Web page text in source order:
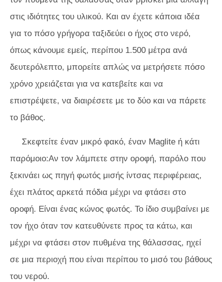
στις ιδιότητες του υλικού. Και αν έχετε κάποια ιδέα
για το πόσο γρήγορα ταξιδεύει ο ήχος στο νερό,
όπως κάνουμε εμείς, περίπου 1.500 μέτρα ανά
δευτερόλεπτο, μπορείτε απλώς να μετρήσετε πόσο
χρόνο χρειάζεται για να κατεβείτε και να
επιστρέψετε, να διαιρέσετε με το δύο και να πάρετε
το βάθος.
Σκεφτείτε έναν μικρό φακό, έναν Maglite ή κάτι
παρόμοιο:Αν τον λάμπετε στην οροφή, παρόλο που
ξεκινάει ως πηγή φωτός μισής ίντσας περιφέρειας,
έχει πλάτος αρκετά πόδια μέχρι να φτάσει στο
οροφή. Είναι ένας κώνος φωτός. Το ίδιο συμβαίνει με
τον ήχο όταν τον κατευθύνετε προς τα κάτω, και
μέχρι να φτάσει στον πυθμένα της θάλασσας, ηχεί
σε μια περιοχή που είναι περίπου το μισό του βάθους
του νερού.